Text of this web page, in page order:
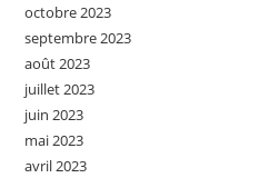
octobre 2023
septembre 2023
août 2023
juillet 2023
juin 2023
mai 2023
avril 2023